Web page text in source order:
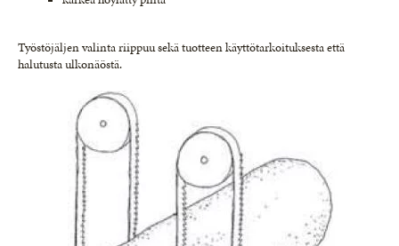
Työstöjäljen valinta riippuu sekä tuotteen käyttötarkoituksesta että
halutusta ulkonäöstä.